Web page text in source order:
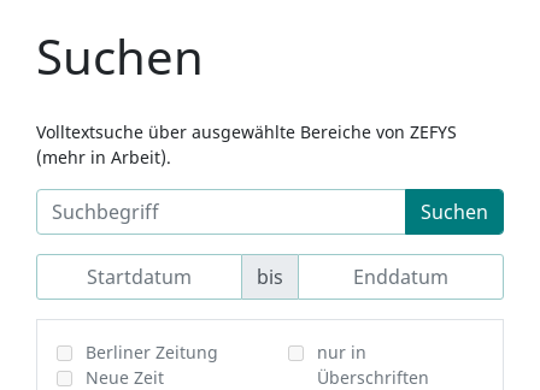
Suchen
Volltextsuche über ausgewählte Bereiche von ZEFYS
(mehr in Arbeit).
Suchen
bis
Berliner Zeitung
Neue Zeit
nur in
Überschriften